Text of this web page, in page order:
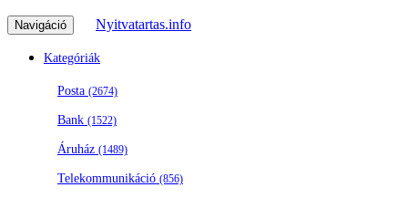
Navigáció Nyitvatartas.info
Kategóriák
Posta (2674)
Bank (1522)
Áruház (1489)
Telekommunikáció (856)